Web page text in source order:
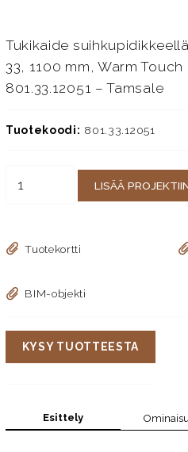
Tukikaide
33, 1100 mm, Warm
801.33.12051 – Tamsale
Tuotekoodi: 801.33.12051
LISÄÄ
Tuotekortti
BIM-objekti
KYSY TUOTTEESTA
Esittely